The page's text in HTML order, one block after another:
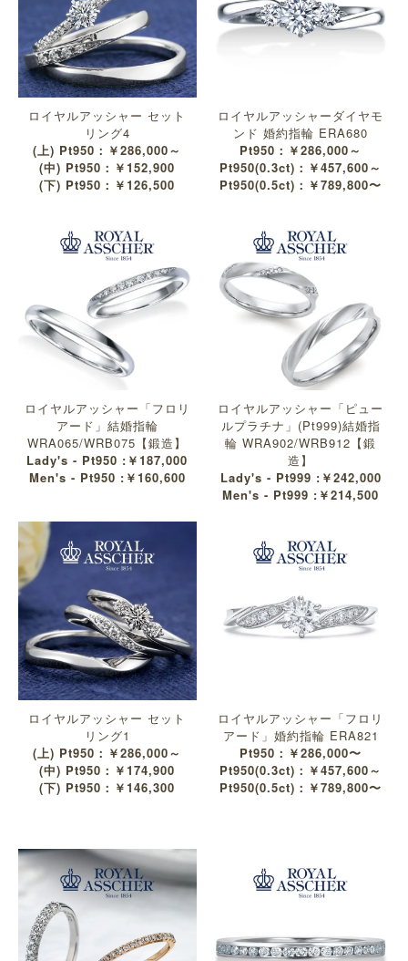
ロイヤルアッシャー セット
リング4
(上) Pt950：￥286,000～
(中) Pt950：￥152,900
(下) Pt950：￥126,500
ロイヤルアッシャーダイヤモ
ンド 婚約指輪 ERA680
Pt950：￥286,000～
Pt950(0.3ct)：￥457,600～
Pt950(0.5ct)：￥789,800〜
ロイヤルアッシャー「フロリ
アード」結婚指輪
WRA065/WRB075【鍛造】
Lady's - Pt950 :￥187,000
Men's - Pt950 :￥160,600
ロイヤルアッシャー「ピュー
ルプラチナ」(Pt999)結婚指
輪 WRA902/WRB912【鍛
造】
Lady's - Pt999 :￥242,000
Men's - Pt999 :￥214,500
ロイヤルアッシャー セット
リング1
(上) Pt950：￥286,000～
(中) Pt950：￥174,900
(下) Pt950：￥146,300
ロイヤルアッシャー「フロリ
アード」婚約指輪 ERA821
Pt950：￥286,000〜
Pt950(0.3ct)：￥457,600～
Pt950(0.5ct)：￥789,800〜